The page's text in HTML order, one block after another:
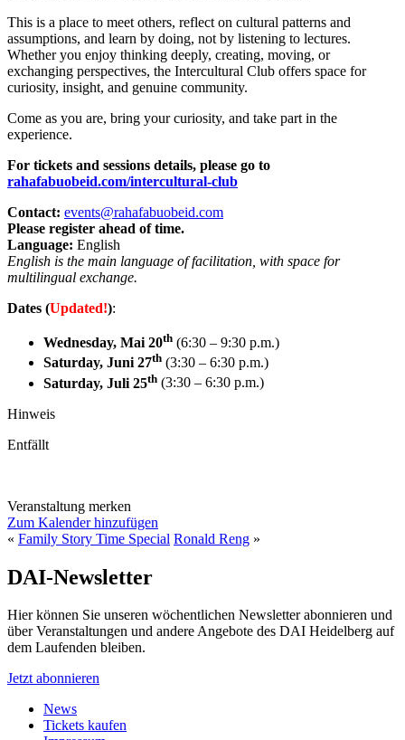
This is a place to meet others, reflect on cultural patterns and
assumptions, and learn by doing, not by listening to lectures.
Whether you enjoy thinking deeply, creating, moving, or
exchanging perspectives, the Intercultural Club offers space for
curiosity, insight, and genuine community.
Come as you are, bring your curiosity, and take part in the
experience.
For tickets and sessions details, please go to
rahafabuobeid.com/intercultural-club
Contact: events@rahafabuobeid.com
Please register ahead of time.
Language: English
English is the main language of facilitation, with space for
multilingual exchange.
Dates (Updated!):
Wednesday, Mai 20th (6:30 – 9:30 p.m.)
Saturday, Juni 27th (3:30 – 6:30 p.m.)
Saturday, Juli 25th (3:30 – 6:30 p.m.)
Hinweis
Entfällt
Veranstaltung merken
Zum Kalender hinzufügen
« Family Story Time Special Ronald Reng »
DAI-Newsletter
Hier können Sie unseren wöchentlichen Newsletter abonnieren und
über Veranstaltungen und andere Angebote des DAI Heidelberg auf
dem Laufenden bleiben.
Jetzt abonnieren
News
Tickets kaufen